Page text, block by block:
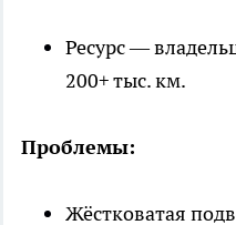
Ресурс —
200+ тыс. км.
Проблемы:
Жёстковатая